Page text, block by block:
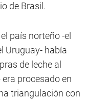
de Brasil.
país norteño -el
Uruguay- había
de leche al
procesado en
triangulación con